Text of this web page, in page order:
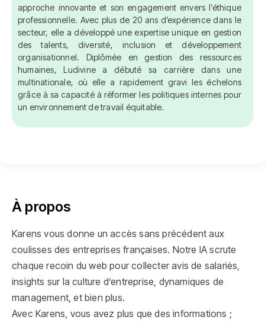
approche innovante et son engagement envers l’éthique
professionnelle. Avec plus de 20 ans d’expérience dans le
secteur, elle a développé une expertise unique en gestion
des talents, diversité, inclusion et développement
organisationnel. Diplômée en gestion des ressources
humaines, Ludivine a débuté sa carrière dans une
multinationale, où elle a rapidement gravi les échelons
grâce à sa capacité à réformer les politiques internes pour
un environnement de travail équitable.
À propos
Karens vous donne un accès sans précédent aux
coulisses des entreprises françaises. Notre IA scrute
chaque recoin du web pour collecter avis de salariés,
insights sur la culture d’entreprise, dynamiques de
management, et bien plus.
Avec Karens, vous avez plus que des informations ;